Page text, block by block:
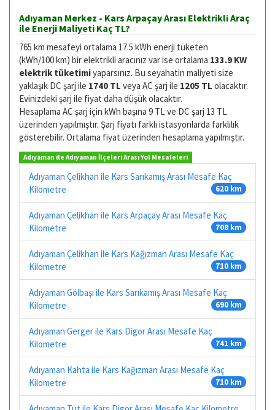
Adıyaman Merkez - Kars Arpaçay Arası Elektrikli Araç
ile Enerji Maliyeti Kaç TL?
765 km mesafeyi ortalama 17.5 kWh enerji tüketen
(kWh/100 km) bir elektrikli aracınız var ise ortalama 133.9 KW
elektrik tüketimiyaparsınız. Bu seyahatin maliyeti size
yaklaşık DC şarj ile 1740 TL veya AC şarj ile 1205 TL olacaktır.
Evinizdeki şarj ile fiyat daha düşük olacaktır.
Hesaplama AC şarj için kWh başına 9 TL ve DC şarj 13 TL
üzerinden yapılmıştır. Şarj fiyatı farklı istasyonlarda farklılık
gösterebilir. Ortalama fiyat üzerinden hesaplama yapılmıştır.
Adıyaman ile Adıyaman İlçeleri Arası Yol Mesafeleri
Adıyaman Çelikhan ile Kars Sarıkamış Arası Mesafe Kaç
Kilometre
620 km
Adıyaman Çelikhan ile Kars Arpaçay Arası Mesafe Kaç
Kilometre
708 km
Adıyaman Çelikhan ile Kars Kağızman Arası Mesafe Kaç
Kilometre
710 km
Adıyaman Gölbaşı ile Kars Sarıkamış Arası Mesafe Kaç
Kilometre
690 km
Adıyaman Gerger ile Kars Digor Arası Mesafe Kaç
Kilometre
741 km
Adıyaman Kahta ile Kars Kağızman Arası Mesafe Kaç
Kilometre
710 km